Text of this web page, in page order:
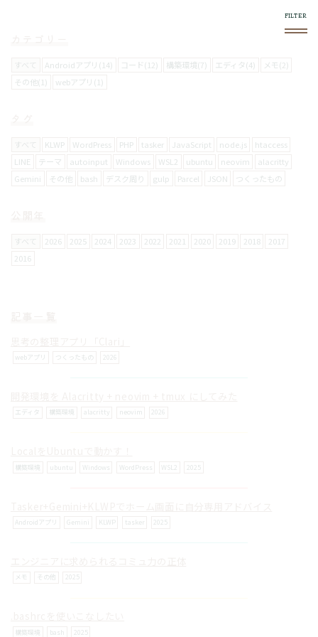
すべて Androidアプリ(14) コード(12) 構築環境(7) エディタ(4)
メモ(2)
その他(1)
webアプリ(1)
すべて KLWP WordPress PHP tasker JavaScript node.js
htaccess
LINE
テーマ autoinput Windows WSL2 ubuntu neovim
alacritty
Gemini
その他 bash デスク周り gulp Parcel JSON つくったもの
すべて 2026 2025 2024 2023 2022 2021 2020 2019 2018
2017
2016
webアプリ つくったもの 2026
エディタ 構築環境 alacritty neovim 2026
構築環境 ubuntu Windows WordPress WSL2 2025
Androidアプリ Gemini KLWP tasker 2025
メモ その他 2025
構築環境 bash 2025
このブログについて
ていきます。
使い方